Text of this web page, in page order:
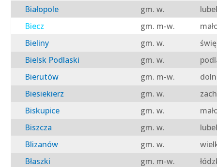
Białopole
gm. w.
Biecz
gm. m-w.
Bieliny
gm. w.
Bielsk Podlaski
gm. w.
Bierutów
gm. m-w.
Biesiekierz
gm. w.
Biskupice
gm. w.
Biszcza
gm. w.
Blizanów
gm. w.
Błaszki
gm. m-w.